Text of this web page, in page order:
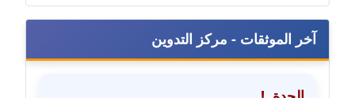
مدونة رشا شمس الدين
عاملة
مدونة رشا كمال
آخر الموثقات - مركز التدوين